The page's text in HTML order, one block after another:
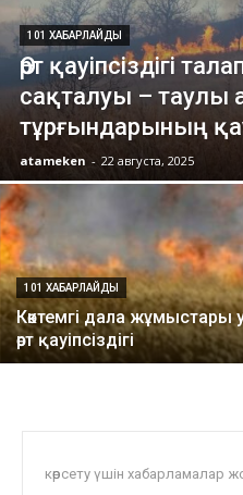
101 ХАБАРЛАЙДЫ
Өрт қауіпсіздігі
сақталуы – таулы
тұрғындарының
atameken - 22 августа, 2025
101 ХАБАРЛАЙДЫ
Көктемгі дала
өрт қауіпсіздігі
көрсету үшін хабарламалар